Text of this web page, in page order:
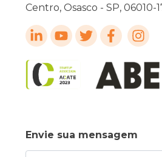
Centro, Osasco - SP, 06010-
Envie sua mensagem